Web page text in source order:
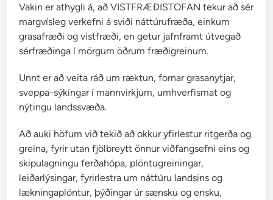
i
c
u
l
Vakin er athygli á, að VISTFRÆÐISTOFAN tekur að sér
margvísleg verkefni á sviði náttúrufræða, einkum
grasafræði og vistfræði, en getur jafnframt útvegað
sérfræðinga í mörgum öðrum fræðigreinum.
Unnt er að veita ráð um ræktun, fornar grasanytjar,
sveppa-sýkingar í mannvirkjum, umhverfismat og
nýtingu landssvæða.
Að auki höfum við tekið að okkur yfirlestur ritgerða og
greina, fyrir utan fjölbreytt önnur viðfangsefni eins og
skipulagningu ferðahópa, plöntugreiningar,
leiðarlýsingar, fyrirlestra um náttúru landsins og
lækningaplöntur, þýðingar úr sænsku og ensku,